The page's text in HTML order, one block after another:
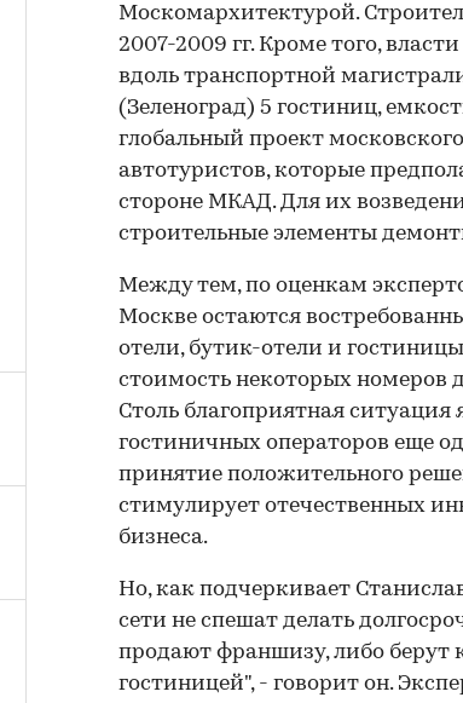
Москомархитектурой.
2007-2009 гг. Кроме того,
вдоль транспортной
(Зеленоград) 5 гостиниц,
глобальный проект
автотуристов, которые
стороне МКАД. Для их
строительные элементы
Между тем, по оценкам
Москве остаются
отели, бутик-отели и
стоимость некоторых номеров
Столь благоприятная
гостиничных операторов еще
принятие положительного
стимулирует отечественных
бизнеса.
Но, как подчеркивает
сети не спешат делать
продают франшизу, либо берут
гостиницей", - говорит он.